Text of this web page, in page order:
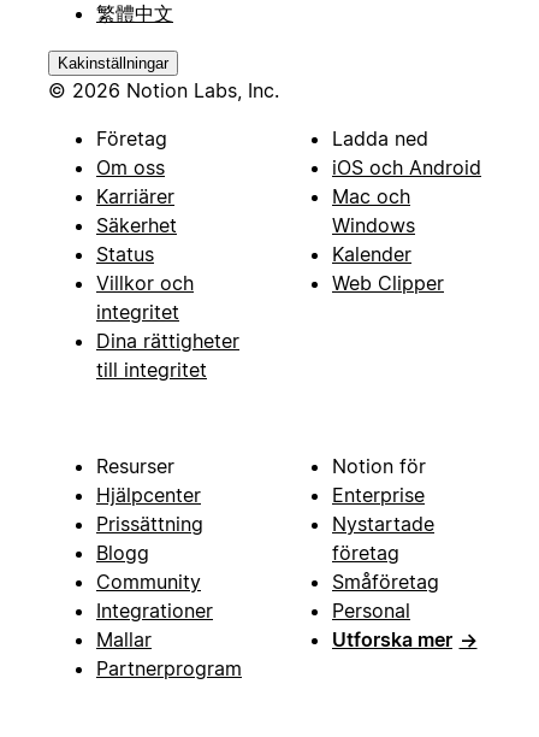
繁體中文
Kakinställningar
© 2026 Notion Labs, Inc.
Företag
Om oss
Karriärer
Säkerhet
Status
Villkor och
integritet
Dina rättigheter
till integritet
Ladda ned
iOS och Android
Mac och
Windows
Kalender
Web Clipper
Resurser
Hjälpcenter
Prissättning
Blogg
Community
Integrationer
Mallar
Partnerprogram
Notion för
Enterprise
Nystartade
företag
Småföretag
Personal
Utforska mer →